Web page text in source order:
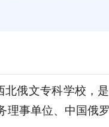
俄文专科学校，
理事单位、中国俄